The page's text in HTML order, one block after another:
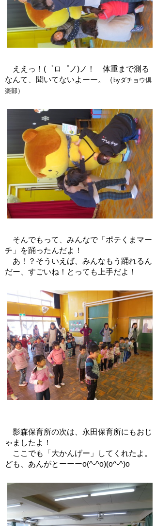
ええっ！(゜ロ゜ノ)ノ！ 体重まで測る
なんて、聞いてないよーー。（ byダチョウ倶
楽部）
そんでもって、みんなで「ポテくまマー
チ」を踊ったんだよ！
あ！？そういえば、みんなもう踊れるん
だー、すごいね！とっても上手だよ！
影森保育所の次は、永田保育所にもおじ
ゃましたよ！
ここでも「大かんげー」してくれたよ。
ども、あんがとーーーo(^-^o)(o^-^)o